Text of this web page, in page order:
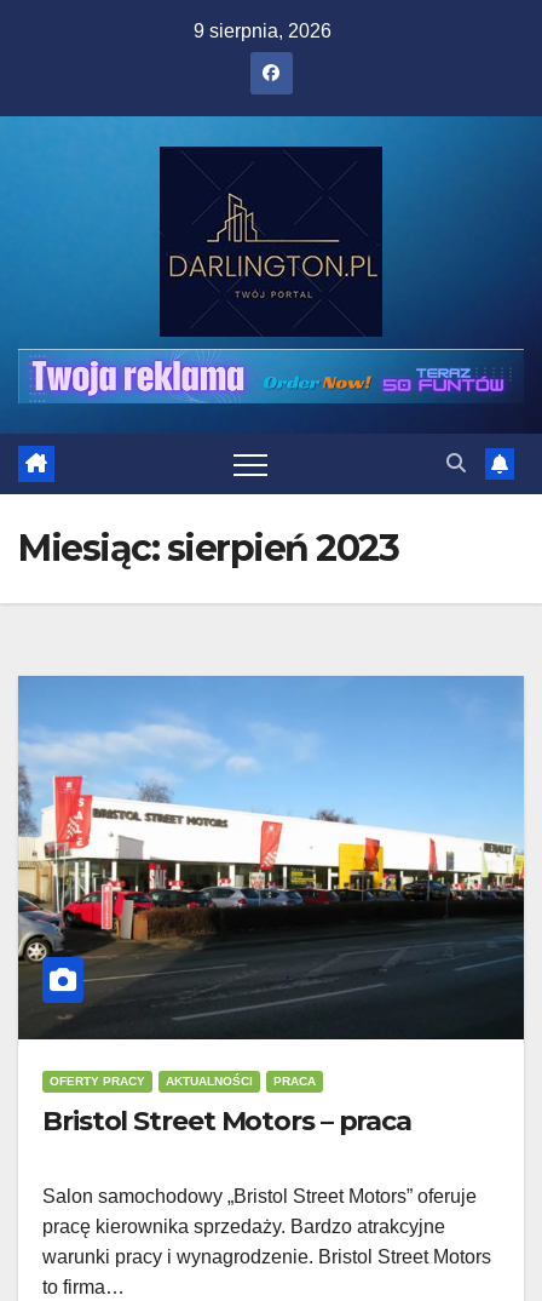
9 sierpnia, 2026
Miesiąc:sierpień 2023
OFERTY PRACY AKTUALNOŚCI PRACA
Bristol Street Motors – praca
Salon samochodowy „Bristol Street Motors” oferuje
pracę kierownika sprzedaży. Bardzo atrakcyjne
warunki pracy i wynagrodzenie. Bristol Street Motors
to firma…